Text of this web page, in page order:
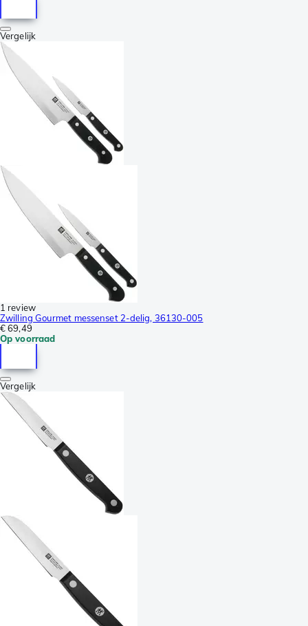
Vergelijk
1 review
Zwilling Gourmet messenset 2-delig, 36130-005
€ 69,49
Op voorraad
Vergelijk